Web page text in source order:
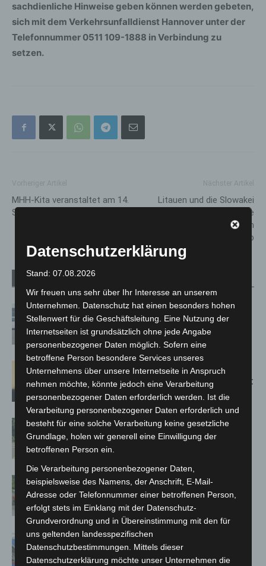
sachdienliche Hinweise geben können werden gebeten,
sich mit dem Verkehrsunfalldienst Hannover unter der
Telefonnummer 0511 109-1888 in Verbindung zu
setzen.
MHH-Kita veranstaltet am 14.
September Secondhand-Basar
Litauen und die Slowakei
setzen glanzvolle Akzente
beim 32. Internationalen
Feuerwerkswettbewerb
Verwandte Artikel
Niedersachsen: Feuerwehrkräfte
kehren nach Waldbrandeinsatz aus
Spanien zurück
Hannover: Erste Tigermücken-
Population in Niedersachsen entdeckt
Brand im „Haus der Begegnung“ in
Neuwarmbüchen schnell eingedämmt
Region Hannover: 21 neue
Notfallsanitäter starten beim Roten
Kreuz
Mann läuft mit Hockeyschläger über
A7 – Polizei sucht Zeugen
Datenschutzerklärung
Stand: 07.08.2026
Wir freuen uns sehr über Ihr Interesse an unserem
Unternehmen. Datenschutz hat einen besonders hohen
Stellenwert für die Geschäftsleitung. Eine Nutzung der
Internetseiten ist grundsätzlich ohne jede Angabe
personenbezogener Daten möglich. Sofern eine
betroffene Person besondere Services unseres
Unternehmens über unsere Internetseite in Anspruch
nehmen möchte, könnte jedoch eine Verarbeitung
personenbezogener Daten erforderlich werden. Ist die
Verarbeitung personenbezogener Daten erforderlich und
besteht für eine solche Verarbeitung keine gesetzliche
Grundlage, holen wir generell eine Einwilligung der
betroffenen Person ein.
Die Verarbeitung personenbezogener Daten,
beispielsweise des Namens, der Anschrift, E-Mail-
Adresse oder Telefonnummer einer betroffenen Person,
erfolgt stets im Einklang mit der Datenschutz-
Grundverordnung und in Übereinstimmung mit den für
uns geltenden landesspezifischen
Datenschutzbestimmungen. Mittels dieser
Datenschutzerklärung möchte unser Unternehmen die